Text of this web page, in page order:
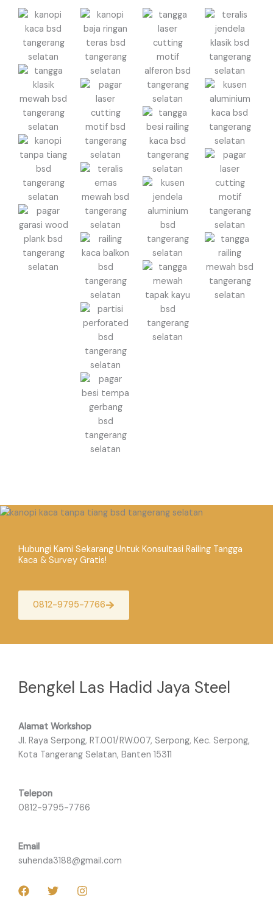
Hubungi Kami Sekarang Untuk Konsultasi Railing Tangga
Kaca & Survey Gratis!
0812-9795-7766
Bengkel Las Hadid Jaya Steel
Alamat Workshop
Jl. Raya Serpong, RT.001/RW.007, Serpong, Kec. Serpong,
Kota Tangerang Selatan, Banten 15311
Telepon
0812-9795-7766
Email
suhenda3188@gmail.com